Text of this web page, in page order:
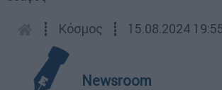
┋ Κόσμος ┋ 15.08.2024
Newsroom